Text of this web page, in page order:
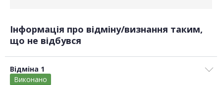
Інформація про відміну/визнання таким,
що не відбувся
Відміна 1
Виконано